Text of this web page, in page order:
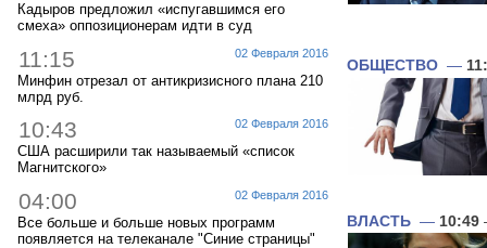
Кадыров предложил «испугавшимся его
смеха» оппозиционерам идти в суд
02 Февраля 2016
11:15
Минфин отрезал от антикризисного плана 210
млрд руб.
02 Февраля 2016
10:43
США расширили так называемый «список
Магнитского»
02 Февраля 2016
04:00
Все больше и больше новых программ
появляется на телеканале "Синие страницы"
ОБЩЕСТВО —
ВЛАСТЬ — 10:49